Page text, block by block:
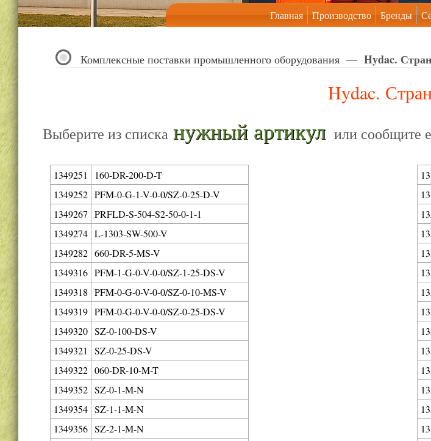
Главная Производство Бренды
Комплексные поставки промышленного оборудования —Hydac.
Hydac.
Выберите из списка нужный артикулили сообщите
1349251
160-DR-200-D-T
1349252 PFM-0-G-1-V-0-0/SZ-0-25-D-V
1349267 PRFLD-S-504-S2-50-0-1-1
1349274 L-1303-SW-500-V
1349282 660-DR-5-MS-V
1349316 PFM-1-G-0-V-0-0/SZ-1-25-DS-V
1349318 PFM-0-G-0-V-0-0/SZ-0-10-MS-V
1349319 PFM-0-G-0-V-0-0/SZ-0-25-DS-V
1349320 SZ-0-100-DS-V
1349321
SZ-0-25-DS-V
1349322 060-DR-10-M-T
1349352 SZ-0-1-M-N
1349354 SZ-1-1-M-N
1349356 SZ-2-1-M-N